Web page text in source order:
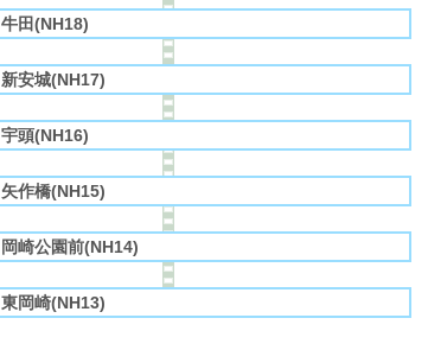
牛田(NH18)
新安城(NH17)
宇頭(NH16)
矢作橋(NH15)
岡崎公園前(NH14)
東岡崎(NH13)